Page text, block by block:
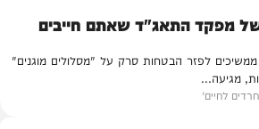
מפקד התאג"ד שאתם חייבים
לפזר הבטחות סרק על "מסלולים מוגנים"
מגיעה...
לחיים'